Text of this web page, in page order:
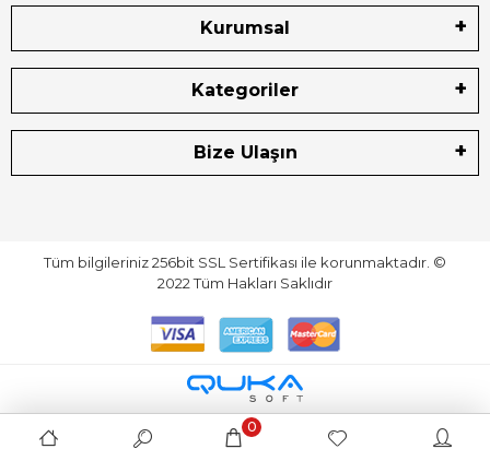
Kurumsal
Kategoriler
Bize Ulaşın
Tüm bilgileriniz 256bit SSL Sertifikası ile korunmaktadır. ©
2022Tüm Hakları Saklıdır
0